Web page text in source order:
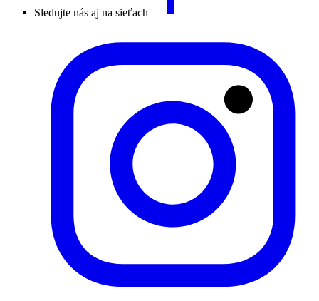
Sledujte nás aj na sieťach